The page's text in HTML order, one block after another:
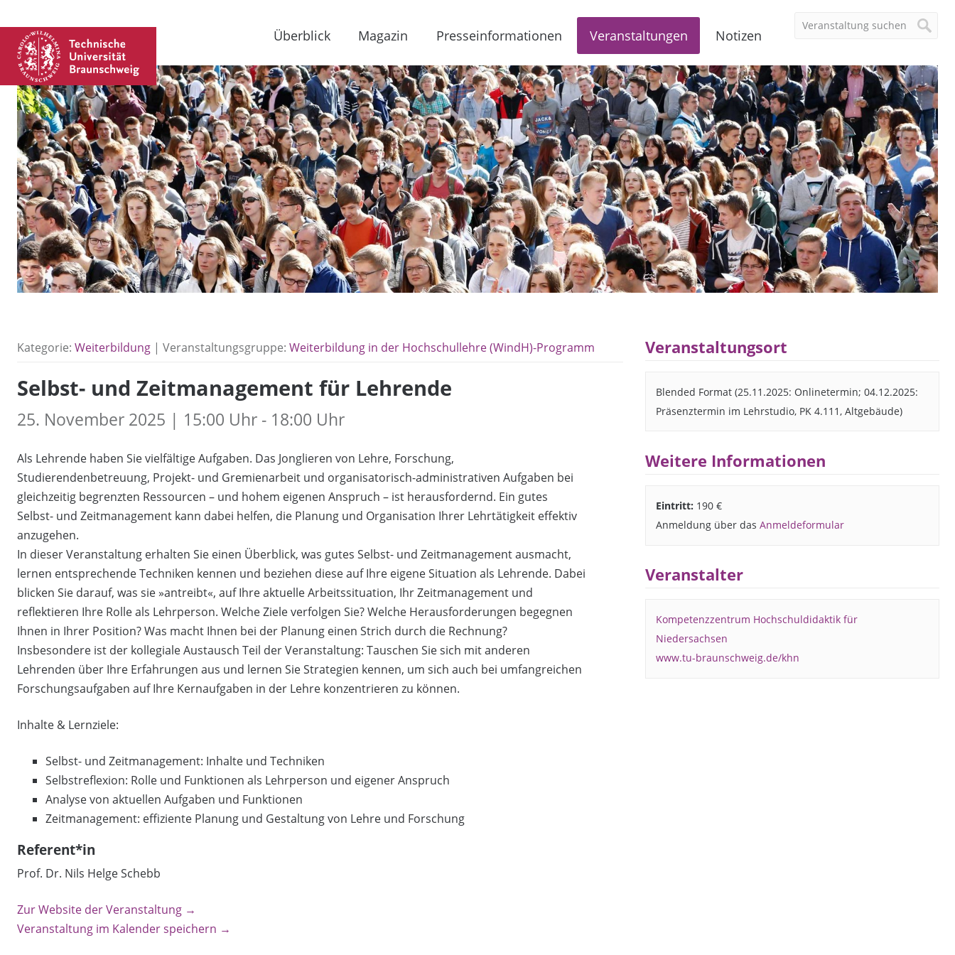
Überblick Magazin Presseinformationen Veranstaltungen Notizen
Kategorie: Weiterbildung | Veranstaltungsgruppe: Weiterbildung in der Hochschullehre (WindH)-Programm
Selbst- und Zeitmanagement für Lehrende
25. November 2025 | 15:00 Uhr - 18:00 Uhr
Als Lehrende haben Sie vielfältige Aufgaben. Das Jonglieren von Lehre, Forschung,
Studierendenbetreuung, Projekt- und Gremienarbeit und organisatorisch-administrativen Aufgaben bei
gleichzeitig begrenzten Ressourcen – und hohem eigenen Anspruch – ist herausfordernd. Ein gutes
Selbst- und Zeitmanagement kann dabei helfen, die Planung und Organisation Ihrer Lehrtätigkeit effektiv
anzugehen.
In dieser Veranstaltung erhalten Sie einen Überblick, was gutes Selbst- und Zeitmanagement ausmacht,
lernen entsprechende Techniken kennen und beziehen diese auf Ihre eigene Situation als Lehrende. Dabei
blicken Sie darauf, was sie »antreibt«, auf Ihre aktuelle Arbeitssituation, Ihr Zeitmanagement und
reflektieren Ihre Rolle als Lehrperson. Welche Ziele verfolgen Sie? Welche Herausforderungen begegnen
Ihnen in Ihrer Position? Was macht Ihnen bei der Planung einen Strich durch die Rechnung?
Insbesondere ist der kollegiale Austausch Teil der Veranstaltung: Tauschen Sie sich mit anderen
Lehrenden über Ihre Erfahrungen aus und lernen Sie Strategien kennen, um sich auch bei umfangreichen
Forschungsaufgaben auf Ihre Kernaufgaben in der Lehre konzentrieren zu können.
Inhalte & Lernziele:
Selbst- und Zeitmanagement: Inhalte und Techniken
Selbstreflexion: Rolle und Funktionen als Lehrperson und eigener Anspruch
Analyse von aktuellen Aufgaben und Funktionen
Zeitmanagement: effiziente Planung und Gestaltung von Lehre und Forschung
Referent*in
Prof. Dr. Nils Helge Schebb
Zur Website der Veranstaltung →
Veranstaltung im Kalender speichern →
Veranstaltungsort
Blended Format (25.11.2025: Onlinetermin; 04.12.2025:
Präsenztermin im Lehrstudio, PK 4.111, Altgebäude)
Weitere Informationen
Eintritt: 190 €
Anmeldung über dasAnmeldeformular
Veranstalter
Kompetenzzentrum Hochschuldidaktik für
Niedersachsen
www.tu-braunschweig.de/khn